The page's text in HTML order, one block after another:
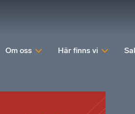
Om oss Här finns vi